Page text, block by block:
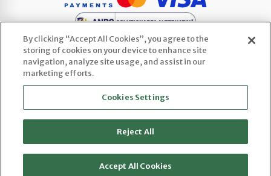
WEDLINE AGENCY SRL
CUI: 52443922 | Reg. Com.: J2025066800003
Sediu social: Str. Ploscaru 29 Cod 117716,
Enculesti, Jud. Argeș
By clicking “Accept All Cookies”, you agree to the
storing of cookies on your device to enhance site
navigation, analyze site usage, and assist in our
marketing efforts.
Cookies Settings
Reject All
Accept All Cookies